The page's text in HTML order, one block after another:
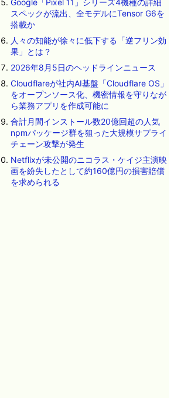
Google「Pixel 11」シリーズ4機種の詳細
スペックが流出、全モデルにTensor G6を
搭載か
人々の知能が徐々に低下する「逆フリン効
果」とは？
2026年8月5日のヘッドラインニュース
Cloudflareが社内AI基盤「Cloudflare OS」
をオープンソース化、機密情報を守りなが
ら業務アプリを作成可能に
合計月間インストール数20億回超の人気
npmパッケージ群を狙った大規模サプライ
チェーン攻撃が発生
Netflixが未公開のニコラス・ケイジ主演映
画を紛失したとして約160億円の損害賠償
を求められる